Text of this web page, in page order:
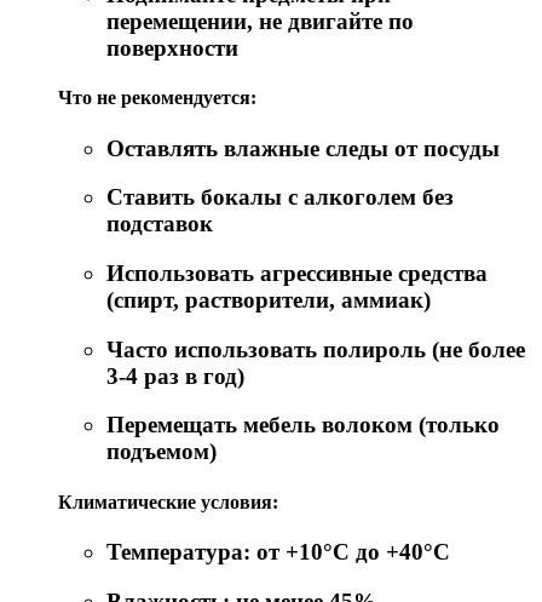
перемещении, не двигайте по
поверхности
Что не рекомендуется:
Оставлять влажные следы от посуды
Ставить бокалы с алкоголем без
подставок
Использовать агрессивные средства
(спирт, растворители, аммиак)
Часто использовать полироль (не более
3-4 раз в год)
Перемещать мебель волоком (только
подъемом)
Климатические условия:
Температура: от +10°C до +40°C